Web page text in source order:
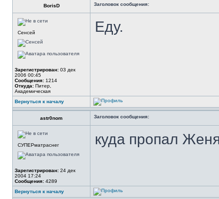
BorisD Заголовок сообщения:
Сенсей
Зарегистрирован: 03 дек
2006 00:45
Сообщения: 1214
Откуда: Питер,
Академическая
Еду.
Вернуться к началу
astr0nom Заголовок сообщения:
СУПЕРматраснег
Зарегистрирован: 24 дек
2004 17:24
Сообщения: 4289
куда пропал
Вернуться к началу